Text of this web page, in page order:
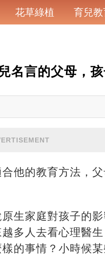
花草綠植 育兒教
名言的父母，
他的教育方法，
生家庭對孩子的
多人去看心理醫
的事情？小時候